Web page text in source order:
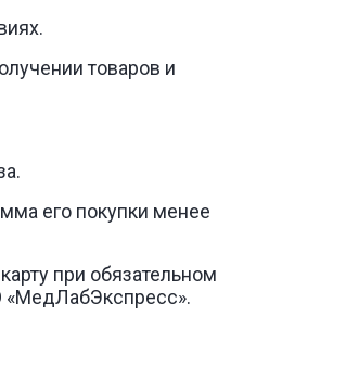
товаров и
его покупки менее
при обязательном
«МедЛабЭкспресс».